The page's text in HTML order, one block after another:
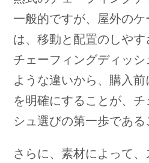
一般的ですが、屋外の
は、移動と配置のしや
チェーフィングディッ
ような違いから、購入
を明確にすることが、
シュ選びの第一歩である
さらに、素材によって